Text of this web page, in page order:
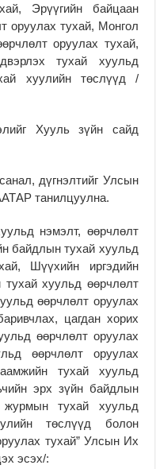
Эрүүгийн байцаан
оруулах тухай, Монгол
оруулах тухай,
тухай хуульд
хуулийн төслүүд /
Хууль зүйн сайд
дүгнэлтийг Улсын
танилцуулна.
нэмэлт, өөрчлөлт
байдлын тухай хуульд
Шүүхийн иргэдийн
тухай хуульд өөрчлөлт
өөрчлөлт оруулах
цагдан хорих
өөрчлөлт оруулах
өөрчлөлт оруулах
тухай хуульд
эрх зүйн байдлын
тухай хуульд
төслүүд болон
тухай” Улсын Их
эсэх/: